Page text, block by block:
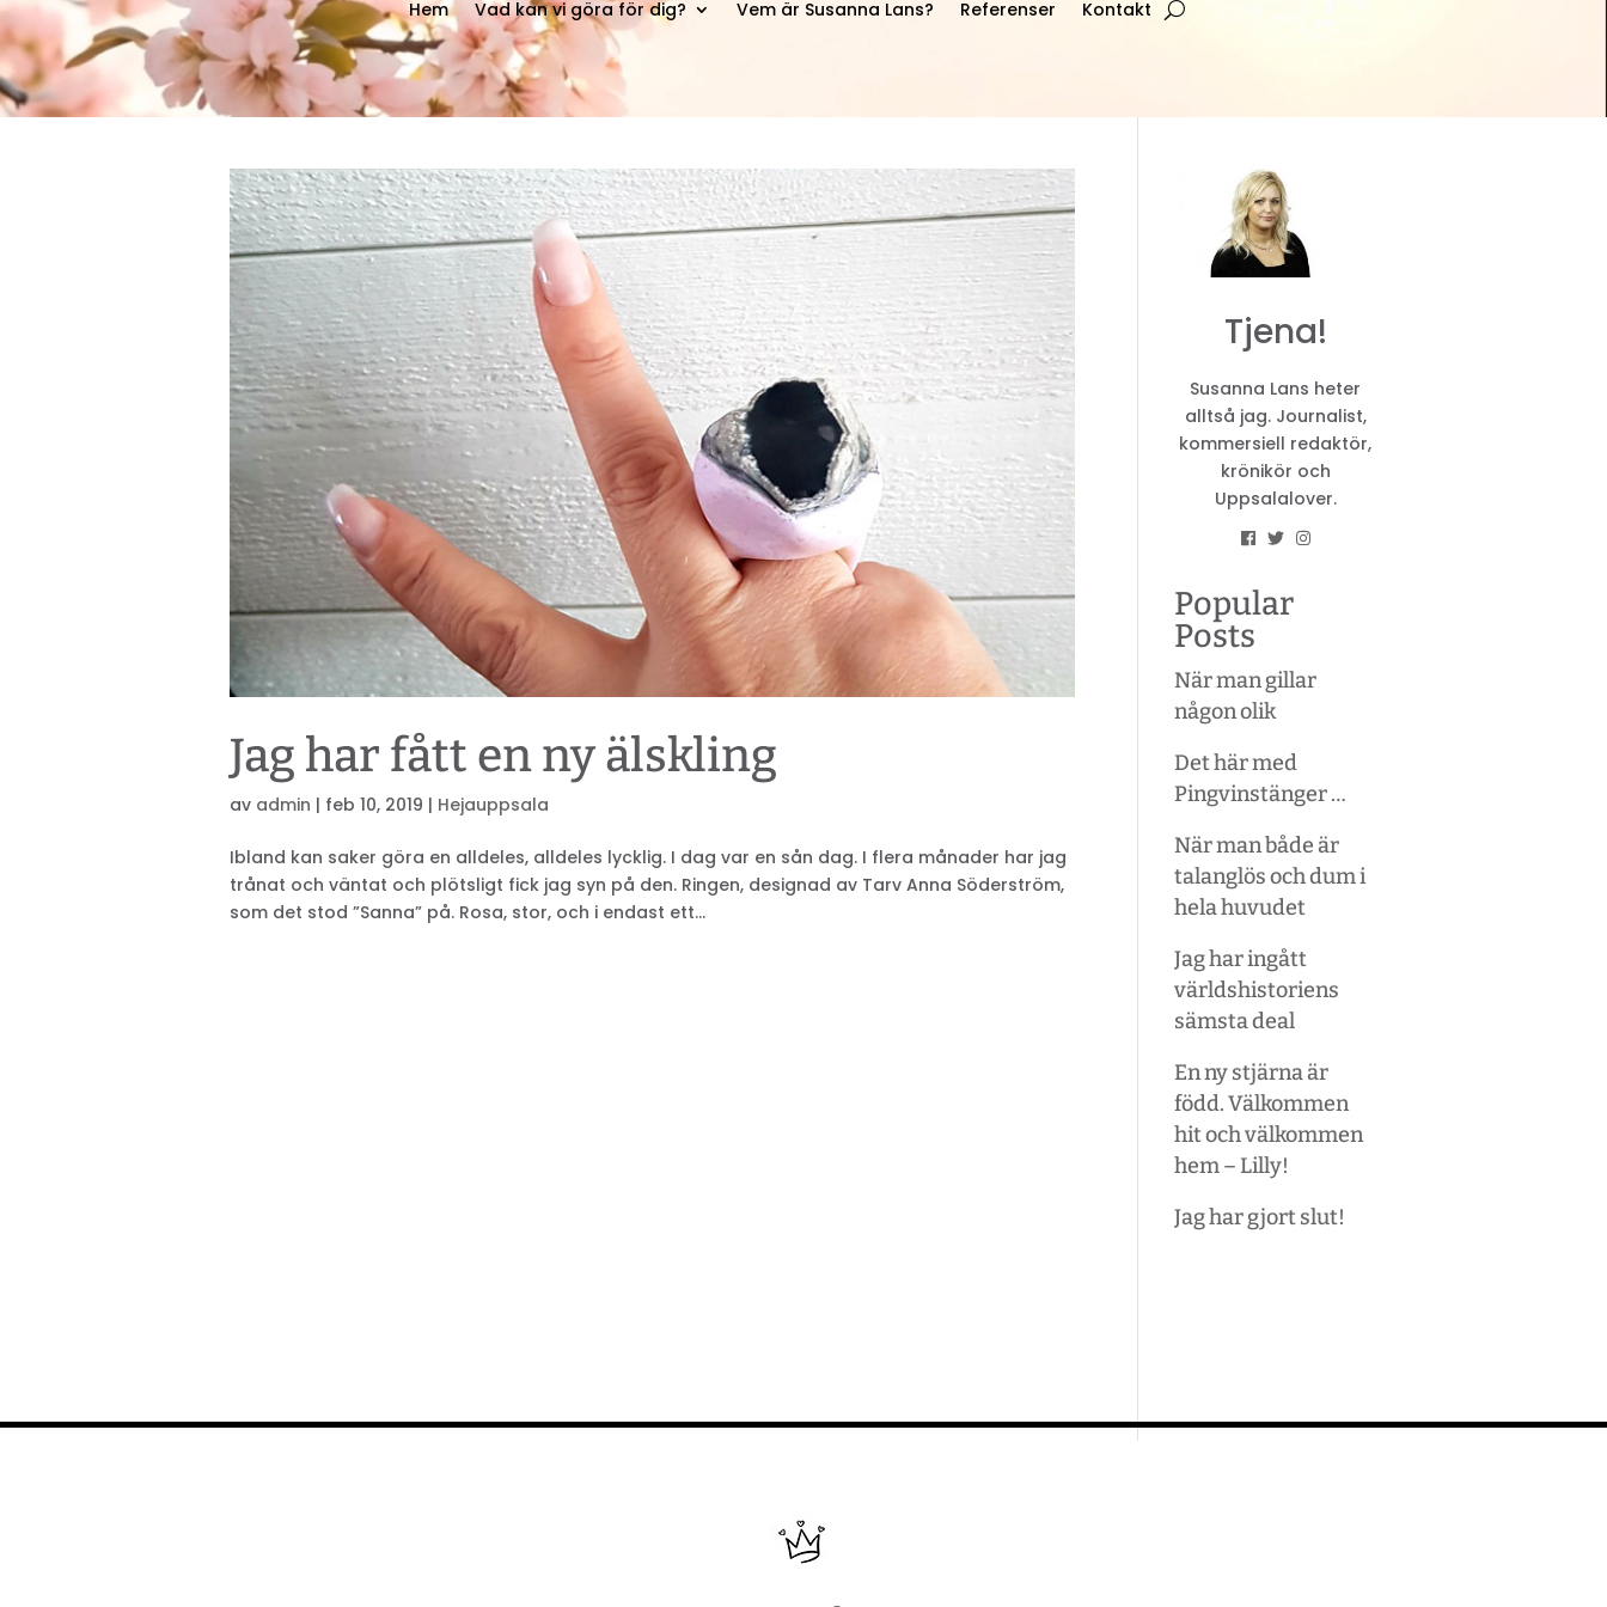
Hem Vad kan vi göra för dig? Vem är Susanna Lans? Referenser Kontakt
Jag har fått en ny älskling
av admin | feb 10, 2019 | Hejauppsala
Ibland kan saker göra en alldeles, alldeles lycklig. I dag var en sån dag. I flera månader har jag
trånat och väntat och plötsligt fick jag syn på den. Ringen, designad av Tarv Anna Söderström,
som det stod ”Sanna” på. Rosa, stor, och i endast ett...
Tjena!
Susanna Lans heter
alltså jag. Journalist,
kommersiell redaktör,
krönikör och
Uppsalalover.
Popular
Posts
När man gillar
någon olik
Det här med
Pingvinstänger …
När man både är
talanglös och dum i
hela huvudet
Jag har ingått
världshistoriens
sämsta deal
En ny stjärna är
född. Välkommen
hit och välkommen
hem – Lilly!
Jag har gjort slut!